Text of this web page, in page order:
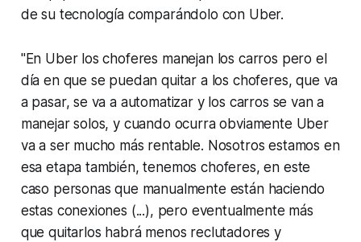
de su tecnología comparándolo con Uber.
"En Uber los choferes manejan los carros pero el
día en que se puedan quitar a los choferes, que va
a pasar, se va a automatizar y los carros se van a
manejar solos, y cuando ocurra obviamente Uber
va a ser mucho más rentable. Nosotros estamos en
esa etapa también, tenemos choferes, en este
caso personas que manualmente están haciendo
estas conexiones (...), pero eventualmente más
que quitarlos habrá menos reclutadores y